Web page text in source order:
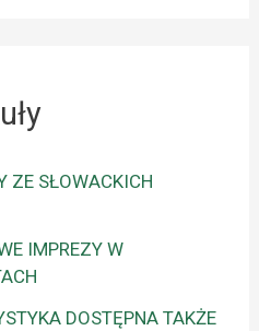
ZE SŁOWACKICH
IMPREZY W
DOSTĘPNA TAKŻE